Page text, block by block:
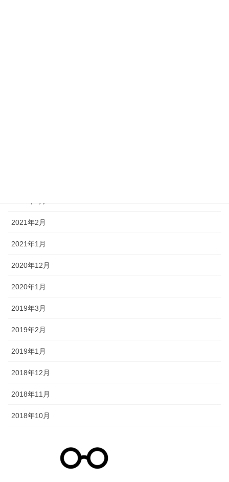
2021年2月
2021年1月
2020年12月
2020年1月
2019年3月
2019年2月
2019年1月
2018年12月
2018年11月
2018年10月